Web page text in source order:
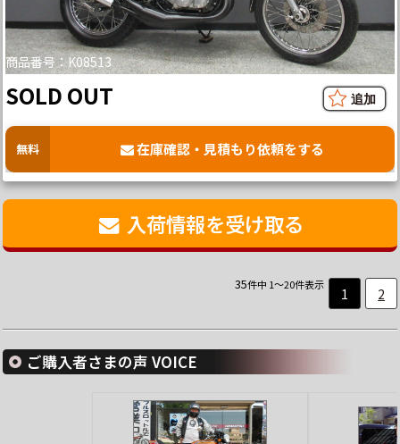
商品番号：K08513
SOLD OUT
無料 在庫確認・見積もり依頼をする
入荷情報を受け取る
35件中 1～20件表示
1 2
ご購入者さまの声 VOICE